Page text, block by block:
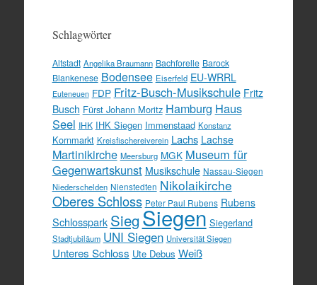
Schlagwörter
Altstadt Angelika Braumann Bachforelle Barock
Blankenese Bodensee Eiserfeld EU-WRRL
Euteneuen FDP Fritz-Busch-Musikschule Fritz
Busch Fürst Johann Moritz Hamburg Haus
Seel IHK IHK Siegen Immenstaad Konstanz
Kornmarkt Kreisfischereiverein Lachs Lachse
Martinikirche Meersburg MGK Museum für
Gegenwartskunst Musikschule Nassau-Siegen
Niederschelden Nienstedten Nikolaikirche
Oberes Schloss Peter Paul Rubens Rubens
Schlosspark SiegSiegen Siegerland
Stadtjubiläum UNI Siegen Universität Siegen
Unteres Schloss Ute Debus Weiß